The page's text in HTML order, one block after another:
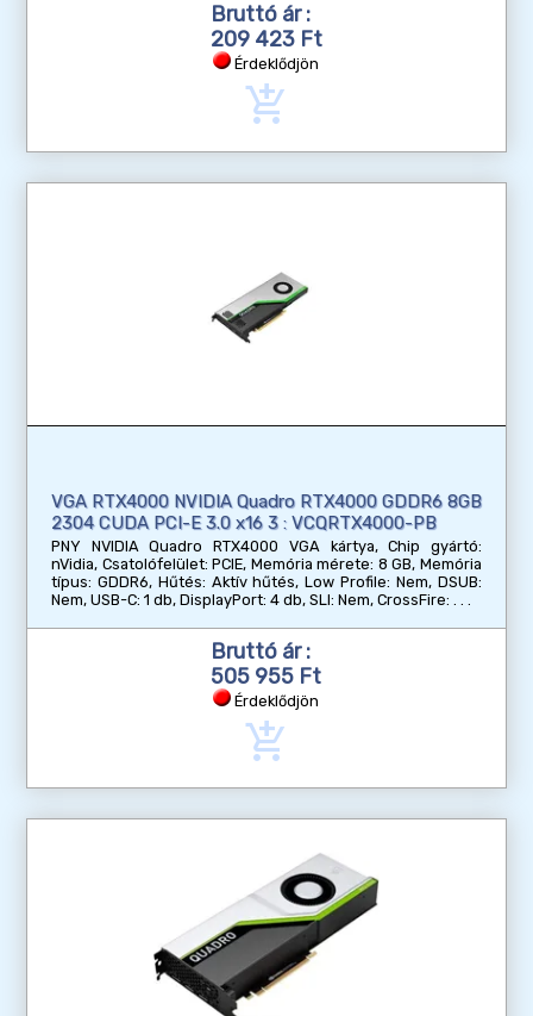
Bruttó ár :
209 423 Ft
Érdeklődjön
add_shopping_cart
VGA RTX4000 NVIDIA Quadro RTX4000 GDDR6 8GB
2304 CUDA PCI-E 3.0 x16 3 : VCQRTX4000-PB
PNY NVIDIA Quadro RTX4000 VGA kártya, Chip gyártó:
nVidia, Csatolófelület: PCIE, Memória mérete: 8 GB, Memória
típus: GDDR6, Hűtés: Aktív hűtés, Low Profile: Nem, DSUB:
Nem, USB-C: 1 db, DisplayPort: 4 db, SLI: Nem, CrossFire:
Bruttó ár :
505 955 Ft
Érdeklődjön
add_shopping_cart